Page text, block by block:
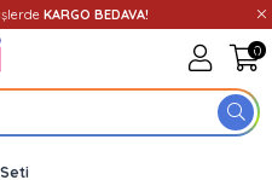
KARGO BEDAVA!
0
Üye Ol